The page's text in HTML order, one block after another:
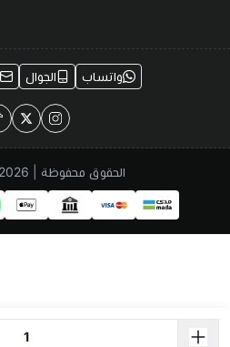
واتساب الجوال
الحقوق محفوظة | 2026